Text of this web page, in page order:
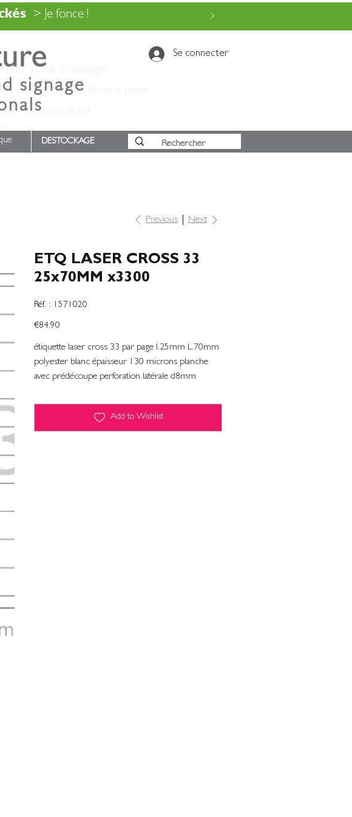
> Je fonce !
votre message.
« Modifier le texte » pour
contenu à ce
Se connecter
signage
DESTOCKAGE
Previous Next
ETQ LASER CROSS 33
25x70MM x3300
Réf. :
SKU
1571020
1571020
Price
€84.90
étiquette laser cross 33 par page l.25mm L.70mm
polyester blanc épaisseur 130 microns planche
avec prédécoupe perforation latérale d8mm
Add to Wishlist